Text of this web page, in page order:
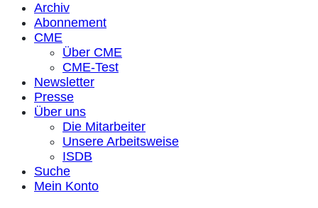
Archiv
Abonnement
CME
Über CME
CME-Test
Newsletter
Presse
Über uns
Die Mitarbeiter
Unsere Arbeitsweise
ISDB
Suche
Mein Konto